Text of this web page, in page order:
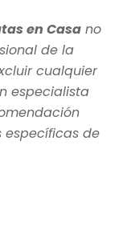
en Casa no
de la
cualquier
especialista
específicas de